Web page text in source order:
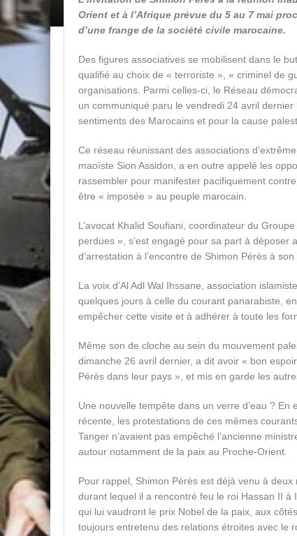
Orient et à l’Afrique prévue du 5 au 7 mai
d’une frange de la société civile marocaine.
Des figures associatives se mobilisent dans le
qualifié au choix de « terroriste », « criminel de
organisations. Parmi celles-ci, le Réseau
un communiqué paru le vendredi 24 avril
sentiments des Marocains et pour la cause
Ce réseau réunissant des associations
maoïste Sion Assidon, a en outre appelé les
rassembler pour manifester pacifiquement
être « imposée » au peuple marocain.
L’avocat Khalid Soufiani, coordinateur du
perdues », s’est engagé pour sa part à
d’arrestation à l’encontre de Shimon Pérès à
La voix d’Al Adl Wal Ihssane, association
quelques jours à celle du courant panarabiste,
empêcher cette visite et à adhérer à toute les
Même son de cloche au sein du mouvement
dimanche 26 avril dernier, a dit avoir « bon
Pérès dans leur pays », et mis en garde les
Une nouvelle tempête dans un verre d’eau ?
récente, les protestations de ces mêmes
Tanger n’avaient pas empêché l’ancienne
autour notamment de la paix au Proche-Orient.
Pour rappel, Shimon Pérès est déjà venu à
durant lequel il a rencontré feu le roi Hassan II à
qui lui vaudront le prix Nobel de la paix, aux
toujours entretenu des relations étroites avec le